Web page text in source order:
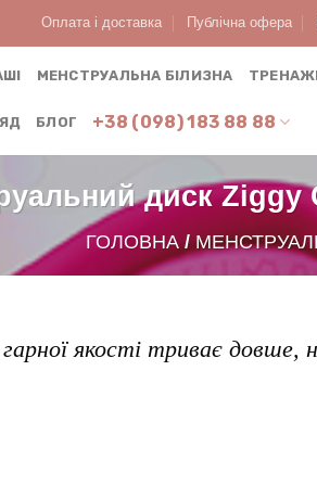
Оплата і доставка Публічна офера
та краси
МЕНСТРУАЛЬНА БІЛИЗНА
БЛОГ +38 (098) 183 88 88
диск Ziggy
ГОЛОВНА/
гарної якості триває довше,